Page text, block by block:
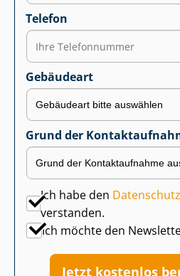
Telefon
Gebäudeart
Grund der
Ich habe den Datenschutz
verstanden.
Ich möchte den
Jetzt kostenlos